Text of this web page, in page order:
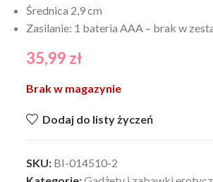
Średnica 2,9 cm
Zasilanie: 1 bateria AAA – brak w
35,99 zł
Brak w magazynie
Dodaj do listy życzeń
SKU: BI-014510-2